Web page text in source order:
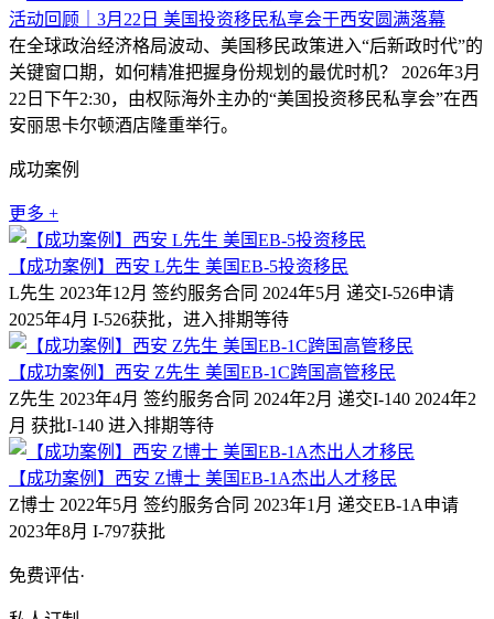
活动回顾｜3月22日 美国投资移民私享会于西安圆满落幕
在全球政治经济格局波动、美国移民政策进入“后新政时代”的
关键窗口期，如何精准把握身份规划的最优时机？ 2026年3月
22日下午2:30，由权际海外主办的“美国投资移民私享会”在西
安丽思卡尔顿酒店隆重举行。
成功案例
更多 +
【成功案例】西安 L先生 美国EB-5投资移民
L先生 2023年12月 签约服务合同 2024年5月 递交I-526申请
2025年4月 I-526获批，进入排期等待
【成功案例】西安 Z先生 美国EB-1C跨国高管移民
Z先生 2023年4月 签约服务合同 2024年2月 递交I-140 2024年2
月 获批I-140 进入排期等待
【成功案例】西安 Z博士 美国EB-1A杰出人才移民
Z博士 2022年5月 签约服务合同 2023年1月 递交EB-1A申请
2023年8月 I-797获批
免费评估·